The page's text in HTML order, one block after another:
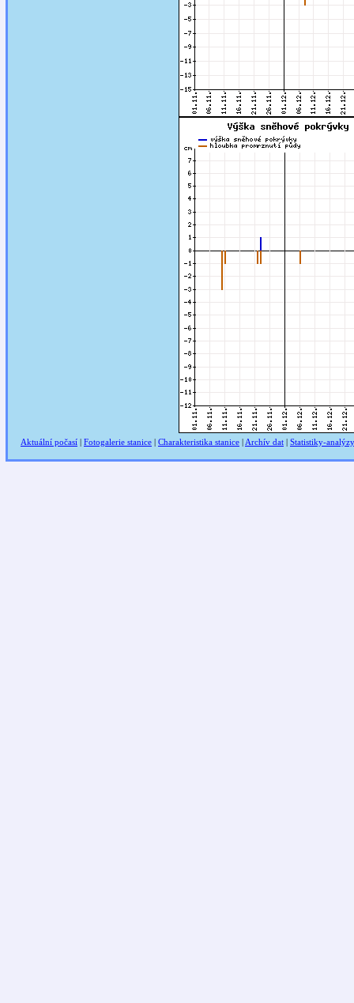
Aktuální počasí | Fotogalerie stanice | Charakteristika stanice | Archív dat | Statistiky-analýzy